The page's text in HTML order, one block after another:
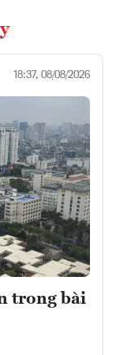
18:37, 08/08/2026
trong bài